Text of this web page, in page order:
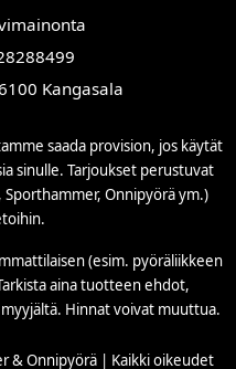
Kangasala
saada provision, jos käytät
sinulle. Tarjoukset perustuvat
Onnipyörä ym.)
(esim. pyöräliikkeen
aina tuotteen ehdot,
Hinnat voivat muuttua.
& Onnipyörä | Kaikki oikeudet